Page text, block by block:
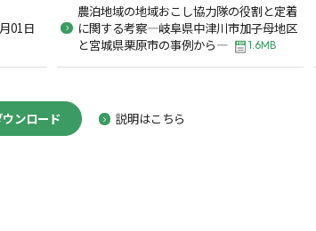
01日
農泊地域の地域おこし協力隊の役割と定着
に関する考察―岐阜県中津川市加子母地区
と宮城県栗原市の事例から―
1.6MB
ンロード 説明はこちら